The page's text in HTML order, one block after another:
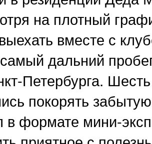
на плотный
вместе с
дальний
Петербурга.
покорять
в формате мини-